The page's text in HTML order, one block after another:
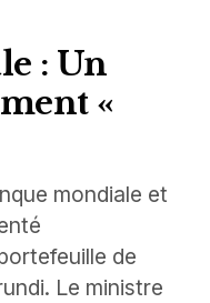
: Un
«
mondiale et
de
Le ministre